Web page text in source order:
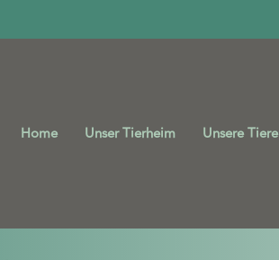
Home Unser Tierheim Unsere Tiere